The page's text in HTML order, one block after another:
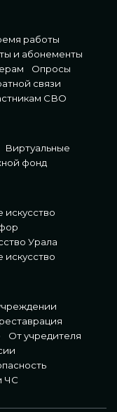
работы
и абонементы
Опросы
связи
СВО
Виртуальные
фонд
искусство
Урала
искусство
От учредителя
ЧС